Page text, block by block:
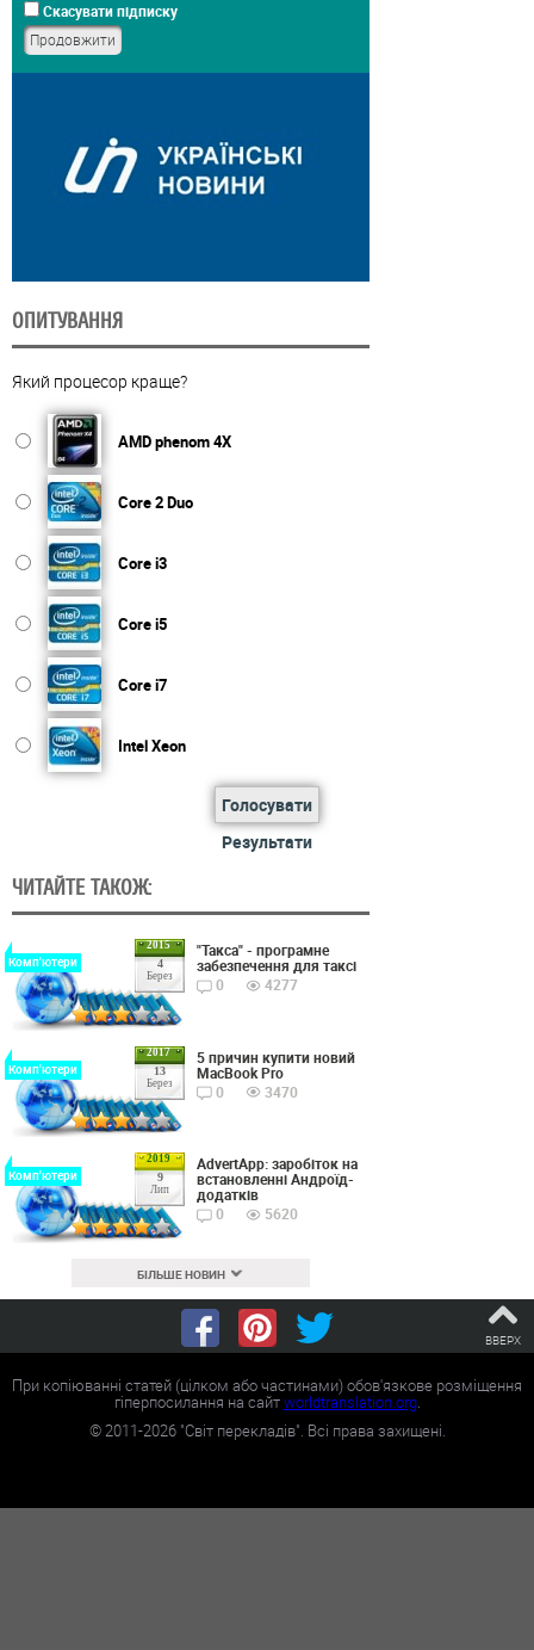
Скасувати підписку
ОПИТУВАННЯ
Який процесор краще?
AMD phenom 4X
Core 2 Duo
Core i3
Core i5
Core i7
Intel Xeon
Голосувати
Результати
ЧИТАЙТЕ ТАКОЖ:
2015
4
Берез
Комп'ютери
"Такса" - програмне
забезпечення для таксі
0
4277
2017
13
Берез
Комп'ютери
5 причин купити новий
MacBook Pro
0
3470
2019
9
Лип
Комп'ютери
AdvertApp: заробіток на
встановленні Андроїд-
додатків
0
5620
БІЛЬШЕ НОВИН
ВВЕРХ
При копіюванні статей (цілком або частинами) обов'язкове розміщення
гіперпосилання на сайтworldtranslation.org.
©2011-2026"Світ перекладів". Всі права захищені.